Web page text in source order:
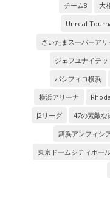
チーム8
大
Unreal
さいたまスーパーアリ
ジェフユナイテッ
パシフィコ横浜
横浜アリーナ
J2リーグ
47の素敵な
舞浜アンフィシ
東京ドームシティホー